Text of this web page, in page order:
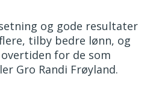
og gode resultater
tilby bedre lønn, og
for de som
Gro Randi Frøyland.